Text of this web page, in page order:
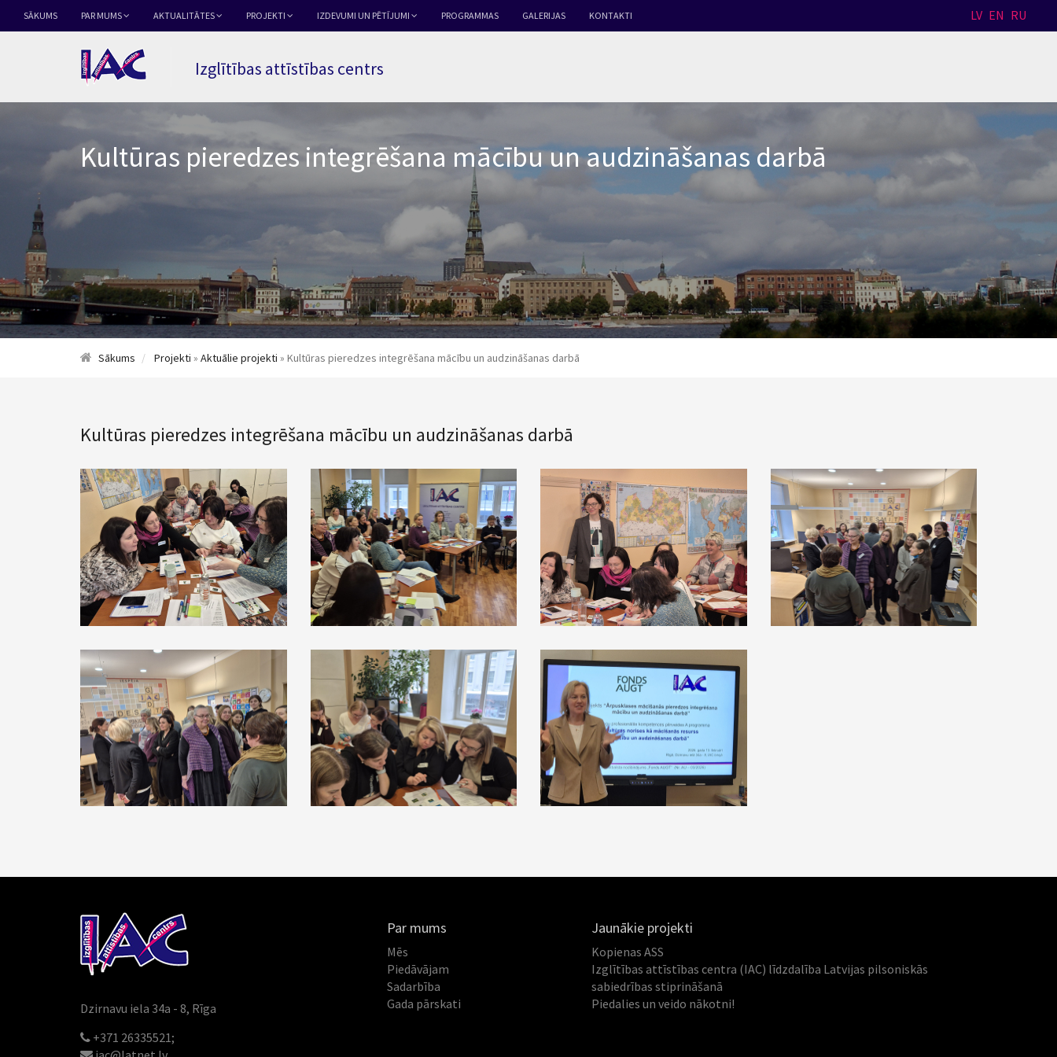
SĀKUMS PAR MUMS AKTUALITĀTES PROJEKTI IZDEVUMI UN PĒTĪJUMI PROGRAMMAS GALERIJAS KONTAKTI LV EN RU
Izglītības attīstības centrs
Kultūras pieredzes integrēšana mācību un audzināšanas darbā
Sākums Projekti » Aktuālie projekti » Kultūras pieredzes integrēšana mācību un audzināšanas darbā
Kultūras pieredzes integrēšana mācību un audzināšanas darbā
Dzirnavu iela 34a - 8, Rīga
+371 26335521;
Par mums
Mēs
Piedāvājam
Sadarbība
Gada pārskati
Jaunākie projekti
Kopienas ASS
Izglītības attīstības centra (IAC) līdzdalība Latvijas pilsoniskās
sabiedrības stiprināšanā
Piedalies un veido nākotni!